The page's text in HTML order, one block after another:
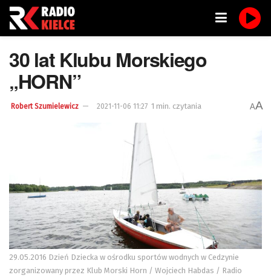
30 lat Klubu Morskiego
„HORN”
Robert Szumielewicz 2021-11-06 11:27 1 min. czytania AA
29.05.2016 Dzień Dziecka w ośrodku sportów wodnych w Cedzynie
zorganizowany przez Klub Morski Horn / Wojciech Habdas / Radio